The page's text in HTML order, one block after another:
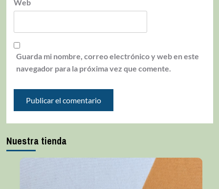
Web
Guarda mi nombre, correo electrónico y web en este
navegador para la próxima vez que comente.
Nuestra tienda